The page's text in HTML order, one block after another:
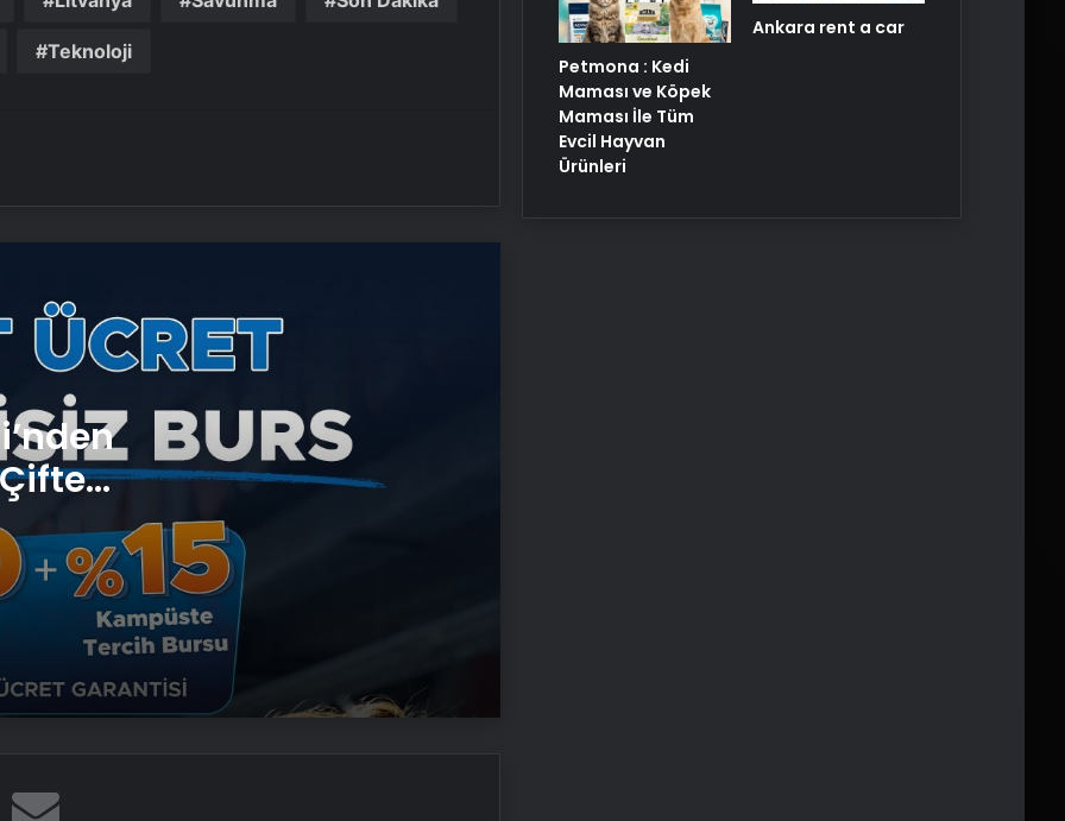
Teknoloji
Nişantaşı Üniversitesi’nden 2026 YKS
Doğru Ekipman ve Ürün Seçimi
Petmona : Kedi Maması ve Köpek
Maması İle Tüm Evcil Hayvan
Ürünleri
Ankara rent a car
Kolay Yönetin
Sevinçler Sağlık: Trusted Hygiene
Product Manufacturer in Turkey
Esat Bey Shop ile Sosyal Medya
Petmona : Kedi
Maması ve Köpek
Maması İle Tüm
Evcil Hayvan
Ürünleri
Ankara rent a car